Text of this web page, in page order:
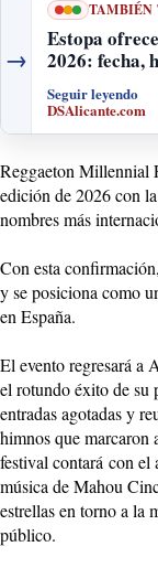
→
TAMBIÉN
Estopa
2026: fecha,
Seguir leyendo
DSAlicante.com
Reggaeton Millennial
edición de 2026 con
nombres más
Con esta
y se posiciona como
en España.
El evento regresará a
el rotundo éxito de su
entradas agotadas y
himnos que marcaron
festival contará con
música de Mahou
estrellas en torno a la
público.